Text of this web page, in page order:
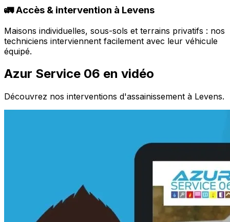
🚛 Accès & intervention à Levens
Maisons individuelles, sous-sols et terrains privatifs : nos
techniciens interviennent facilement avec leur véhicule
équipé.
Azur Service 06 en vidéo
Découvrez nos interventions d'assainissement à Levens.